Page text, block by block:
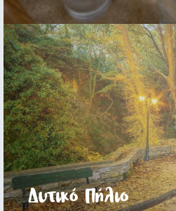
Δυτικό Πήλιο